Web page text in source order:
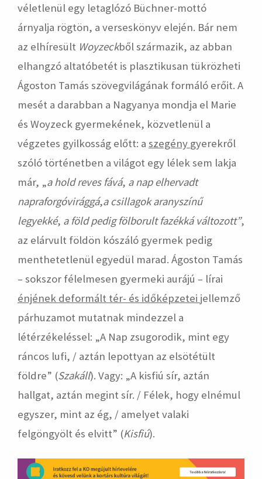
véletlenül egy letaglózó Büchner-mottó
árnyalja rögtön, a verseskönyv elején. Bár nem
az elhíresült Woyzeckből származik, az abban
elhangzó altatóbetét is plasztikusan tükrözheti
Ágoston Tamás szövegvilágának formáló erőit. A
mesét a darabban a Nagyanya mondja el Marie
és Woyzeck gyermekének, közvetlenül a
végzetes gyilkosság előtt: a szegény gyerekről
szóló történetben a világot egy lélek sem lakja
már, „a hold reves fává, a nap elhervadt
napraforgóvirággá,a csillagok aranyszínű
legyekké, a föld pedig fölborult fazékká változott”,
az elárvult földön kószáló gyermek pedig
menthetetlenül egyedül marad. Ágoston Tamás
– sokszor félelmesen gyermeki aurájú – lírai
énjének deformált tér- és időképzetei jellemző
párhuzamot mutatnak mindezzel a
létérzékeléssel: „A Nap zsugorodik, mint egy
ráncos lufi, / aztán lepottyan az elsötétült
földre” (Szakáll). Vagy: „A kisfiú sír, aztán
hallgat, aztán megint sír. / Félek, hogy elnémul
egyszer, mint az ég, / amelyet valaki
felgöngyölt és elvitt” (Kisfiú).